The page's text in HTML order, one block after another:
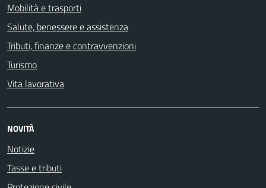
Mobilità e trasporti
Salute, benessere e assistenza
Tributi, finanze e contravvenzioni
Turismo
Vita lavorativa
NOVITÀ
Notizie
Tasse e tributi